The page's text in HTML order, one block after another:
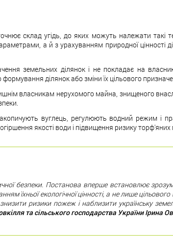
склад угідь, до яких можуть належати такі
а й з урахуванням природної цінності
земельних ділянок і не покладає на
ділянок або зміни їх цільового
власникам нерухомого майна, знищеного
вуглець, регулюють водний режим і
якості води і підвищення ризику
безпеки. Постанова вперше встановлює
їхньої екологічної цінності, а не лише
ризики пожеж і наблизити українську
та сільського господарства України Ірина